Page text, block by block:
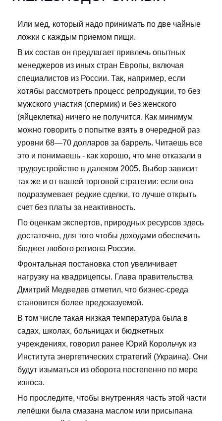
Или мед, который надо принимать по две чайные
ложки с каждым приемом пищи.
В их состав он предлагает привлечь опытных
менеджеров из иных стран Европы, включая
специалистов из России. Так, например, если
хотябы рассмотреть процесс репродукции, то без
мужского участия (спермик) и без женского
(яйцеклетка) ничего не получится. Как минимум
можно говорить о попытке взять в очередной раз
уровни 68—70 долларов за баррель. Читаешь все
это и понимаешь - как хорошо, что мне отказали в
трудоустройстве в далеком 2005. Выбор зависит
так же и от вашей торговой стратегии: если она
подразумевает редкие сделки, то лучше открыть
счет без платы за неактивность.
По оценкам экспертов, природных ресурсов здесь
достаточно, для того чтобы доходами обеспечить
бюджет любого региона России.
Фронтальная постановка стоп увеличивает
нагрузку на квадрицепсы. Глава правительства
Дмитрий Медведев отметил, что бизнес-среда
становится более предсказуемой.
В том числе такая низкая температура была в
садах, школах, больницах и бюджетных
учреждениях, говорил ранее Юрий Корольчук из
Института энергетических стратегий (Украина). Они
будут изыматься из оборота постепенно по мере
износа.
Но проследите, чтобы внутренняя часть этой части
лепёшки была смазана маслом или присыпана